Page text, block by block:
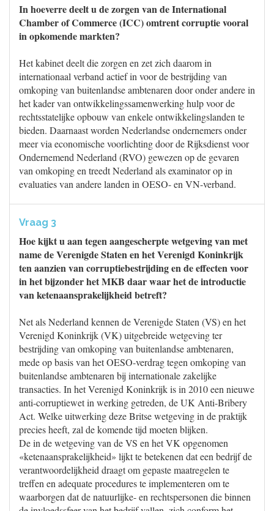
In hoeverre deelt u de zorgen van de International
Chamber of Commerce (ICC) omtrent corruptie vooral
in opkomende markten?
Het kabinet deelt die zorgen en zet zich daarom in
internationaal verband actief in voor de bestrijding van
omkoping van buitenlandse ambtenaren door onder andere in
het kader van ontwikkelingssamenwerking hulp voor de
rechtsstatelijke opbouw van enkele ontwikkelingslanden te
bieden. Daarnaast worden Nederlandse ondernemers onder
meer via economische voorlichting door de Rijksdienst voor
Ondernemend Nederland (RVO) gewezen op de gevaren
van omkoping en treedt Nederland als examinator op in
evaluaties van andere landen in OESO- en VN-verband.
Vraag 3
Hoe kijkt u aan tegen aangescherpte wetgeving van met
name de Verenigde Staten en het Verenigd Koninkrijk
ten aanzien van corruptiebestrijding en de effecten voor
in het bijzonder het MKB daar waar het de introductie
van ketenaansprakelijkheid betreft?
Net als Nederland kennen de Verenigde Staten (VS) en het
Verenigd Koninkrijk (VK) uitgebreide wetgeving ter
bestrijding van omkoping van buitenlandse ambtenaren,
mede op basis van het OESO-verdrag tegen omkoping van
buitenlandse ambtenaren bij internationale zakelijke
transacties. In het Verenigd Koninkrijk is in 2010 een nieuwe
anti-corruptiewet in werking getreden, de UK Anti-Bribery
Act. Welke uitwerking deze Britse wetgeving in de praktijk
precies heeft, zal de komende tijd moeten blijken.
De in de wetgeving van de VS en het VK opgenomen
«ketenaansprakelijkheid» lijkt te betekenen dat een bedrijf de
verantwoordelijkheid draagt om gepaste maatregelen te
treffen en adequate procedures te implementeren om te
waarborgen dat de natuurlijke- en rechtspersonen die binnen